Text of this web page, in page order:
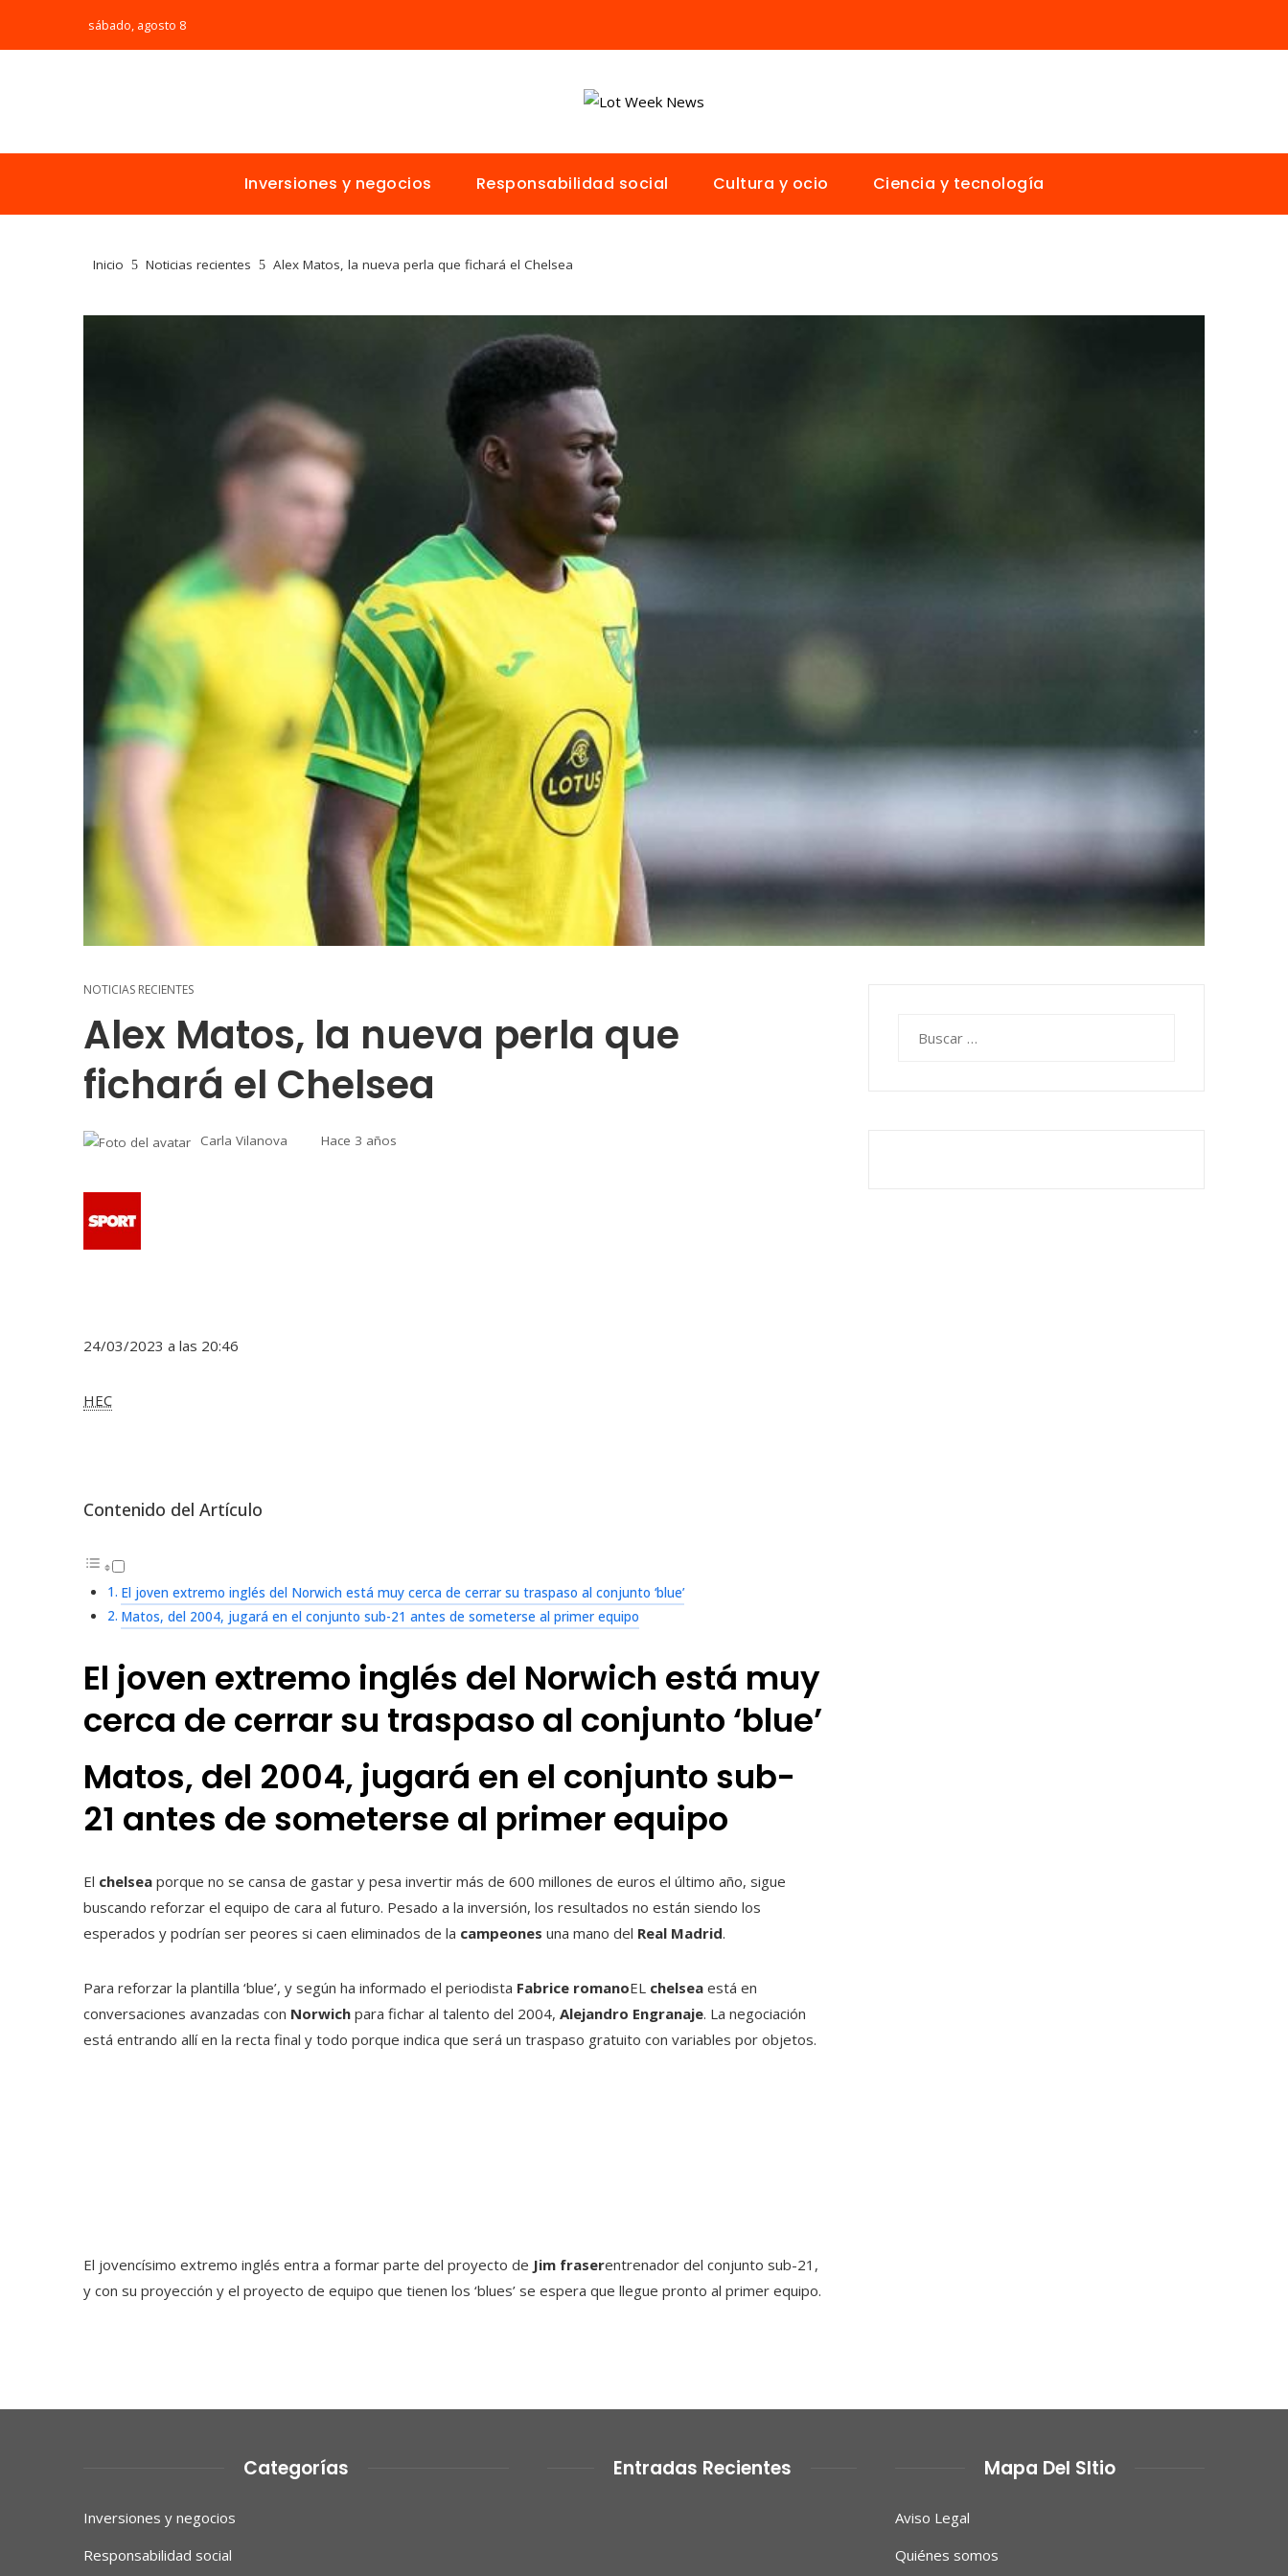
sábado, agosto 8
Inversiones y negocios Responsabilidad social Cultura y ocio Ciencia y tecnología
Inicio Noticias recientes Alex Matos, la nueva perla que fichará el Chelsea
NOTICIAS RECIENTES
Alex Matos, la nueva perla que
fichará el Chelsea
Carla Vilanova Hace 3 años
24/03/2023 a las 20:46
HEC
Contenido del Artículo
El joven extremo inglés del Norwich está muy cerca de cerrar su traspaso al conjunto ‘blue’
Matos, del 2004, jugará en el conjunto sub-21 antes de someterse al primer equipo
El joven extremo inglés del Norwich está muy
cerca de cerrar su traspaso al conjunto ‘blue’
Matos, del 2004, jugará en el conjunto sub-
21 antes de someterse al primer equipo
El chelsea porque no se cansa de gastar y pesa invertir más de 600 millones de euros el último año, sigue
buscando reforzar el equipo de cara al futuro. Pesado a la inversión, los resultados no están siendo los
esperados y podrían ser peores si caen eliminados de la campeones una mano del Real Madrid.
Para reforzar la plantilla ‘blue’, y según ha informado el periodista Fabrice romanoEL chelsea está en
conversaciones avanzadas con Norwich para fichar al talento del 2004, Alejandro Engranaje. La negociación
está entrando allí en la recta final y todo porque indica que será un traspaso gratuito con variables por objetos.
El jovencísimo extremo inglés entra a formar parte del proyecto de Jim fraserentrenador del conjunto sub-21,
y con su proyección y el proyecto de equipo que tienen los ‘blues’ se espera que llegue pronto al primer equipo.
Categorías
Inversiones y negocios
Responsabilidad social
Entradas Recientes Mapa Del SItio
Aviso Legal
Quiénes somos